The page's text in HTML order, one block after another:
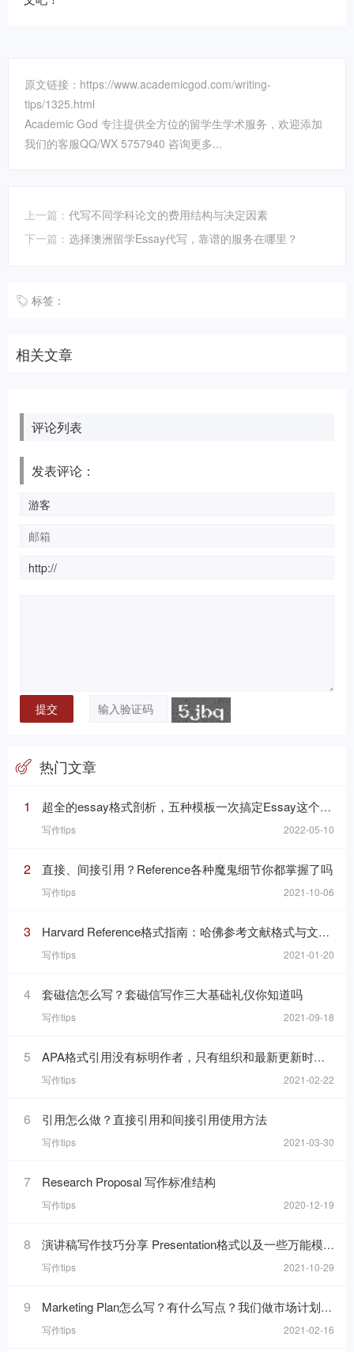
原文链接：https://www.academicgod.com/writing-
tips/1325.html
Academic God 专注提供全方位的留学生学术服务，欢迎添加
我们的客服QQ/WX 5757940 咨询更多...
上一篇： 代写不同学科论文的费用结构与决定因素
下一篇： 选择澳洲留学Essay代写，靠谱的服务在哪里？
标签：
相关文章
评论列表
发表评论：
热门文章
1 超全的essay格式剖析，五种模板一次搞定Essay这个“八股文”
写作tips 2022-05-10
2 直接、间接引用？Reference各种魔鬼细节你都掌握了吗
写作tips 2021-10-06
3 Harvard Reference格式指南：哈佛参考文献格式与文内引用格式
写作tips 2021-01-20
4 套磁信怎么写？套磁信写作三大基础礼仪你知道吗
写作tips 2021-09-18
5 APA格式引用没有标明作者，只有组织和最新更新时间的网页，在reference list里要怎么写
写作tips 2021-02-22
6 引用怎么做？直接引用和间接引用使用方法
写作tips 2021-03-30
7 Research Proposal 写作标准结构
写作tips 2020-12-19
8 演讲稿写作技巧分享 Presentation格式以及一些万能模板句分享
写作tips 2021-10-29
9 Marketing Plan怎么写？有什么写点？我们做市场计划的目的是什么呢？
写作tips 2021-02-16